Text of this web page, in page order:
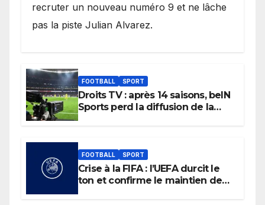
recruter un nouveau numéro 9 et ne lâche
pas la piste Julian Alvarez.
FOOTBALL SPORT
Droits TV : après 14 saisons, beIN
Sports perd la diffusion de la
FOOTBALL SPORT
Crise à la FIFA : l’UEFA durcit le
ton et confirme le maintien de